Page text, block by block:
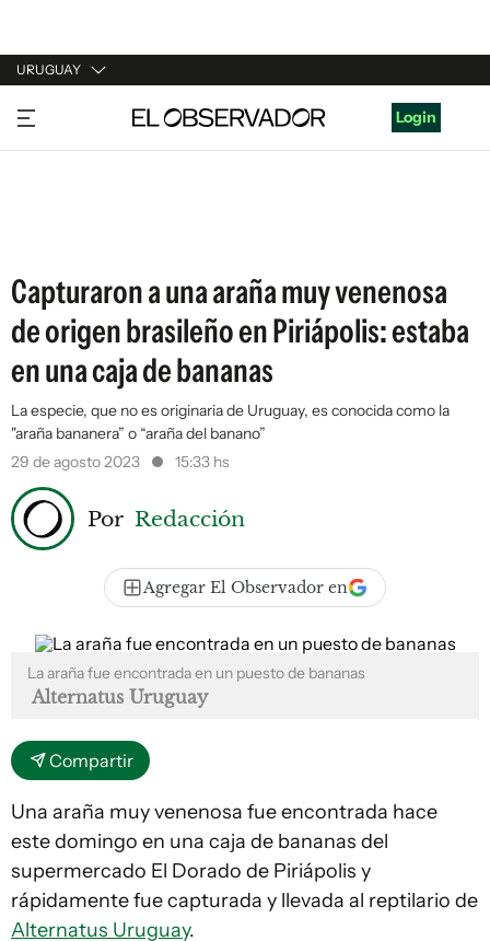
URUGUAY
URUGUAY
ARGENTINA
Login
Capturaron a una araña muy venenosa
de origen brasileño en Piriápolis: estaba
en una caja de bananas
La especie, que no es originaria de Uruguay, es conocida como la
"araña bananera” o “araña del banano”
29 de agosto 2023
15:33 hs
Por Redacción
Agregar El Observador en
La araña fue encontrada en un puesto de bananas
Alternatus Uruguay
Compartir
Una araña muy venenosa fue encontrada hace
este domingo en una caja de bananas del
supermercado El Dorado de Piriápolis y
rápidamente fue capturada y llevada al reptilario de
Alternatus Uruguay.